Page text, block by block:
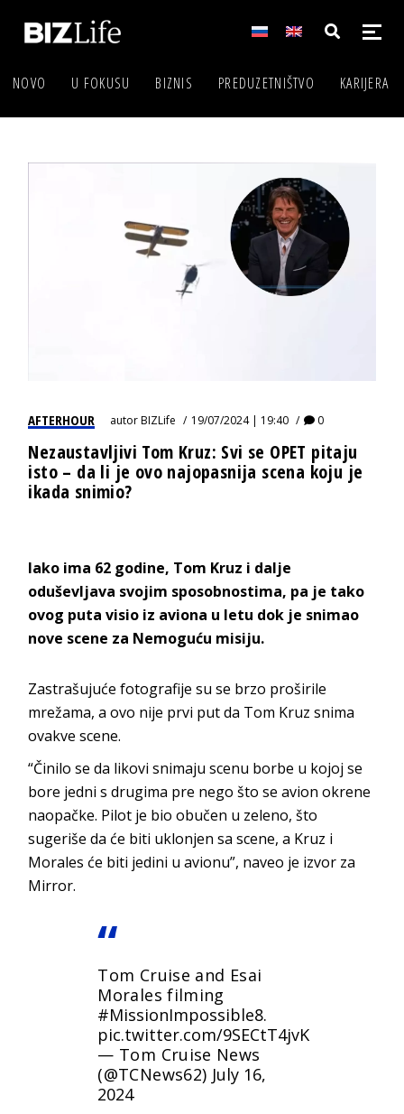
NOVO U FOKUSU BIZNIS PREDUZETNIŠTVO KARIJERA
AFTERHOUR autorBIZLife 19/07/2024 | 19:40 0
Nezaustavljivi Tom Kruz: Svi se OPET pitaju
isto – da li je ovo najopasnija scena koju je
ikada snimio?
Iako ima 62 godine, Tom Kruz i dalje
oduševljava svojim sposobnostima, pa je tako
ovog puta visio iz aviona u letu dok je snimao
nove scene za Nemoguću misiju.
Zastrašujuće fotografije su se brzo proširile
mrežama, a ovo nije prvi put da Tom Kruz snima
ovakve scene.
“Činilo se da likovi snimaju scenu borbe u kojoj se
bore jedni s drugima pre nego što se avion okrene
naopačke. Pilot je bio obučen u zeleno, što
sugeriše da će biti uklonjen sa scene, a Kruz i
Morales će biti jedini u avionu”, naveo je izvor za
Mirror.
Tom Cruise and Esai
Morales filming
#MissionImpossible8.
pic.twitter.com/9SECtT4jvK
— Tom Cruise News
(@TCNews62) July 16,
2024